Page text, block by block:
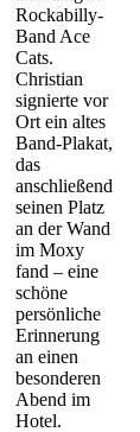
Rockabilly-
Band Ace
Cats.
Christian
signierte vor
Ort ein altes
Band-Plakat,
das
anschließend
seinen Platz
an der Wand
im Moxy
fand – eine
schöne
persönliche
Erinnerung
an einen
besonderen
Abend im
Hotel.